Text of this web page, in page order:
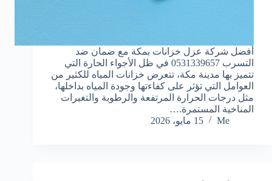
أفضل شركة عزل خزانات بمكة مع ضمان ضد
التسرب 0531339657 في ظل الأجواء الحارة التي
تتميز بها مدينة مكة، تتعرض خزانات المياه للكثير من
العوامل التي تؤثر على كفاءتها وجودة المياه بداخلها،
مثل درجات الحرارة المرتفعة والرطوبة والتغيرات
المناخية المستمرة.…
Me
15 مايو، 2026